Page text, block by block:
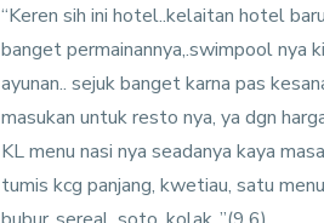
“Keren sih ini hotel..kelaitan hotel
banget permainannya,.swimpool nya
ayunan.. sejuk banget karna pas
masukan untuk resto nya, ya dgn
KL menu nasi nya seadanya kaya
tumis kcg panjang, kwetiau, satu